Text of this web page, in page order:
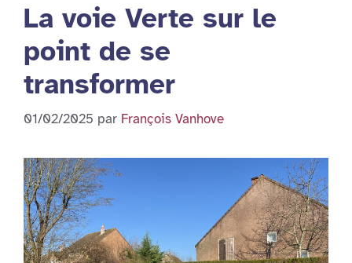
La voie Verte sur le
point de se
transformer
01/02/2025 par François Vanhove